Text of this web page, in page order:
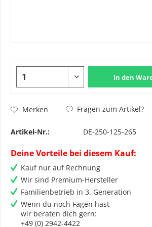
In den
Merken Fragen zum Artikel?
Artikel-Nr.: DE-250-125-265
Deine Vorteile bei diesem Kauf:
Kauf nur auf Rechnung
Wir sind Premium-Hersteller
Familienbetrieb in 3. Generation
Wenn du noch Fagen hast-
wir beraten dich gern:
+49 (0) 2942-4422